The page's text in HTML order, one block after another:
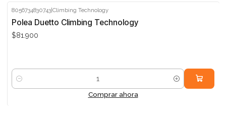
8056734830743 |Climbing Technology
Polea Duetto Climbing Technology
$81.900
Cantidad
Comprar ahora